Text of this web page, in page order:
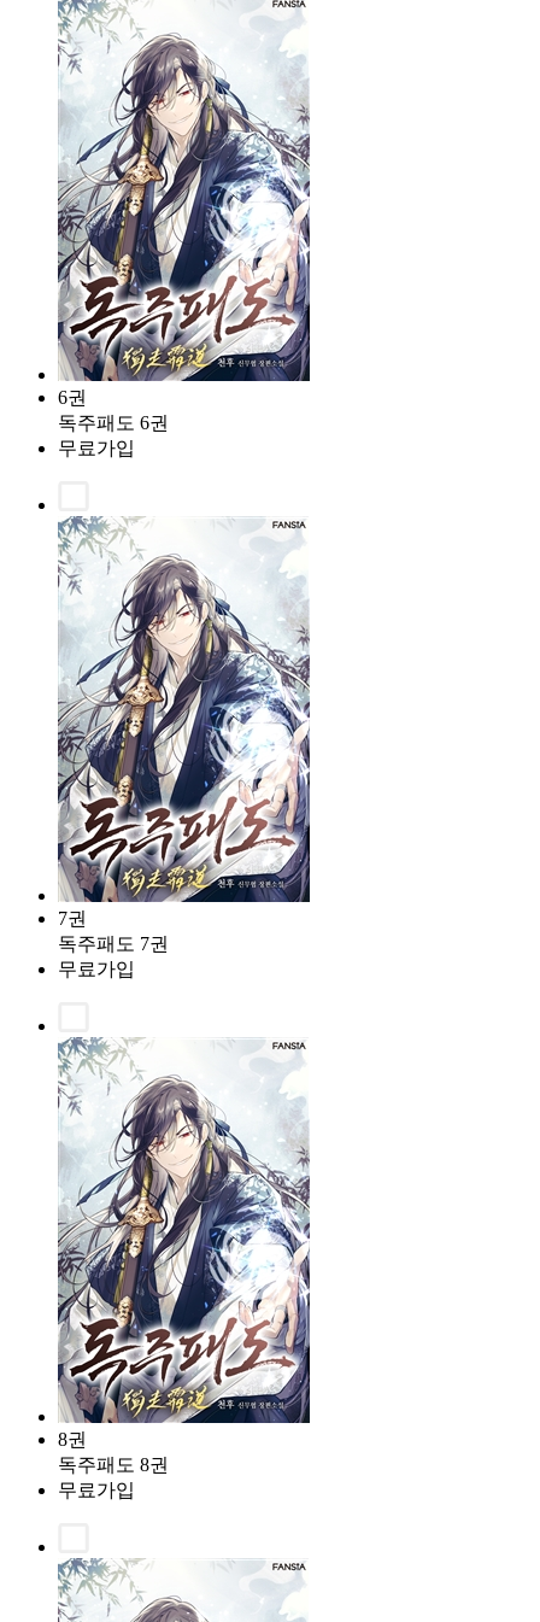
6권
독주패도 6권
무료가입
7권
독주패도 7권
무료가입
8권
독주패도 8권
무료가입